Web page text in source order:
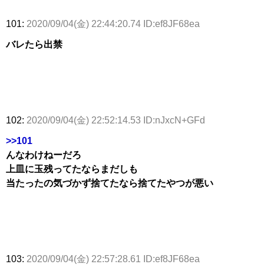
101: 2020/09/04(金) 22:44:20.74 ID:ef8JF68ea
バレたら出禁
102: 2020/09/04(金) 22:52:14.53 ID:nJxcN+GFd
>>101
んなわけねーだろ
上皿に玉残ってたならまだしも
当たったの気づかず捨てたなら捨てたやつが悪い
103: 2020/09/04(金) 22:57:28.61 ID:ef8JF68ea